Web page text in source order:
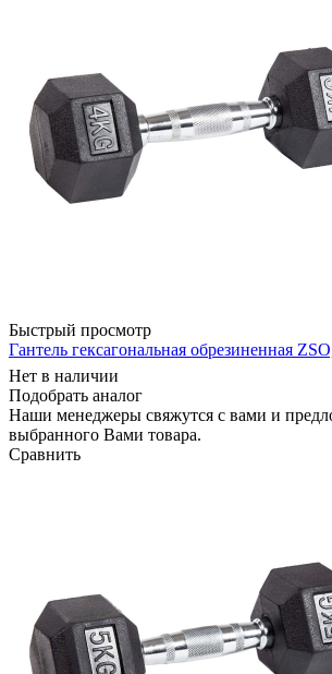
Быстрый просмотр
Гантель гексагональная обрезиненная
Нет в наличии
Подобрать аналог
Наши менеджеры свяжутся с вами и
выбранного Вами товара.
Сравнить